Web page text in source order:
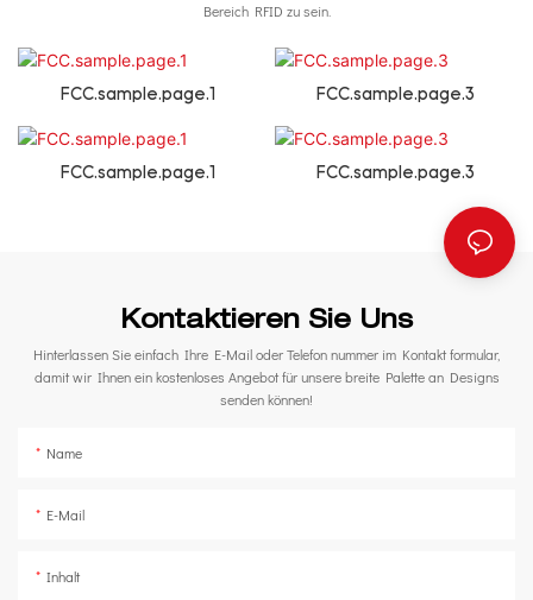
Bereich RFID zu sein.
FCC.sample.page.1 FCC.sample.page.3
FCC.sample.page.1 FCC.sample.page.3
Kontaktieren Sie Uns
Hinterlassen Sie einfach Ihre E-Mail oder Telefon nummer im Kontakt formular,
damit wir Ihnen ein kostenloses Angebot für unsere breite Palette an Designs
senden können!
Name
E-Mail
Inhalt